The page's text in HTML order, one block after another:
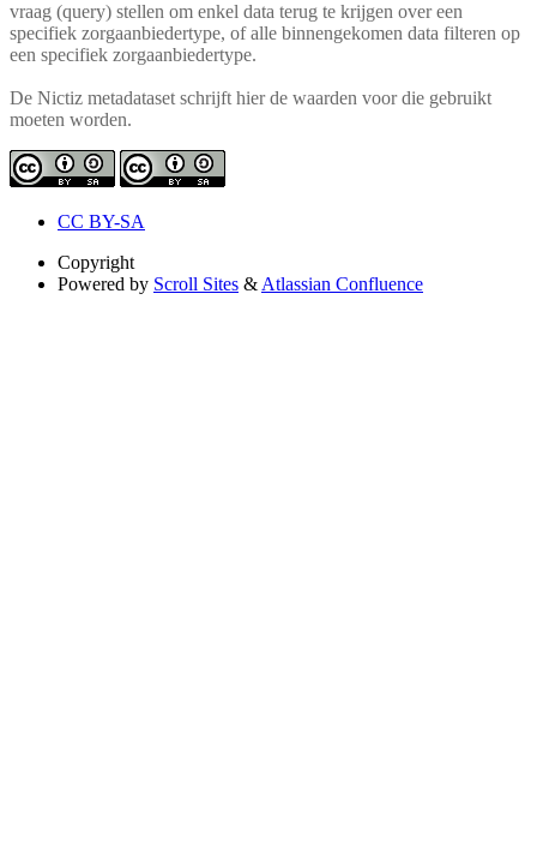
vraag (query) stellen om enkel data terug te krijgen over een
specifiek zorgaanbiedertype, of alle binnengekomen data filteren op
een specifiek zorgaanbiedertype.
De Nictiz metadataset schrijft hier de waarden voor die gebruikt
moeten worden.
CC BY-SA
Copyright
Powered by Scroll Sites & Atlassian Confluence